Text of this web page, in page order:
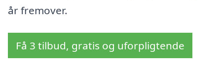
år fremover.
Få 3 tilbud, gratis og uforpligtende